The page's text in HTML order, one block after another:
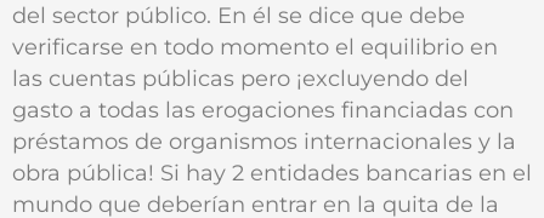
del sector público. En él se dice que debe
verificarse en todo momento el equilibrio en
las cuentas públicas pero ¡excluyendo del
gasto a todas las erogaciones financiadas con
préstamos de organismos internacionales y la
obra pública! Si hay 2 entidades bancarias en el
mundo que deberían entrar en la quita de la